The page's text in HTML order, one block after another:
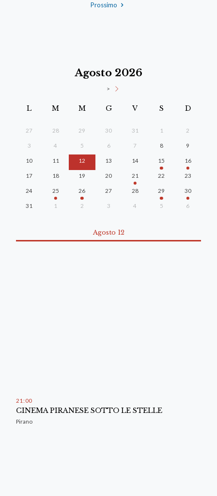
Prossimo
Agosto 2026
>
L M M G V S D
27 28 29 30 31 1 2
3 4 5 6 7 8 9
10 11 12 13 14 15 16
17 18 19 20 21 22 23
24 25 26 27 28 29 30
31 1 2 3 4 5 6
Agosto 12
21 : 00
CINEMA PIRANESE SOTTO LE STELLE
Pirano